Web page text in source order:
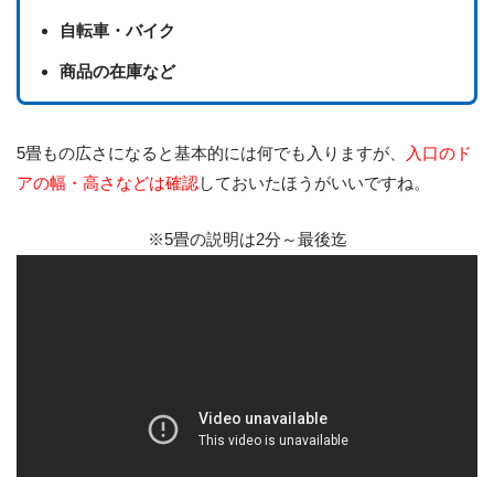
自転車・バイク
商品の在庫など
5畳もの広さになると基本的には何でも入りますが、
入口のド
アの幅・高さなどは確認しておいたほうがいいですね。
※5畳の説明は2分～最後迄